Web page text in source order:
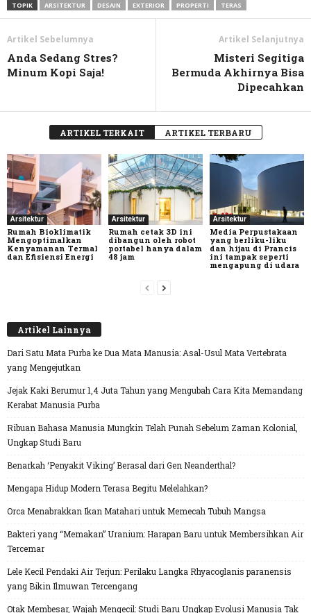
TOPIK
ARSITEKTUR DESAIN EXTERIOR PROPERTI TERAS
Artikel Sebelumnya
Anda Sedang Stres?
Minum Kopi Saja!
Artikel Selanjutnya
Misteri Segitiga
Bermuda Akhirnya Bisa
Dipecahkan
ARTIKEL TERKAIT ARTIKEL TERBARU
Arsitektur
Rumah Bioklimatik
Mengoptimalkan
Kenyamanan Termal
dan Efisiensi Energi
Arsitektur
Rumah cetak 3D ini
dibangun oleh robot
portabel hanya dalam
48 jam
Arsitektur
Media Perpustakaan
yang berliku-liku
dan hijau di Prancis
ini tampak seperti
mengapung di udara
Artikel Lainnya
Dari Satu Mata Purba ke Dua Mata Manusia: Asal-Usul Mata Vertebrata
yang Mengejutkan
Jejak Kaki Berumur 1,4 Juta Tahun yang Mengubah Cara Kita Memandang
Kerabat Manusia Purba
Ribuan Bahasa Manusia Mungkin Telah Punah Sebelum Zaman Kolonial,
Ungkap Studi Baru
Benarkah ‘Penyakit Viking’ Berasal dari Gen Neanderthal?
Mengapa Hidup Modern Terasa Begitu Melelahkan?
Orca Menabrakkan Ikan Matahari untuk Memecah Tubuh Mangsa
Bakteri yang “Memakan” Uranium: Harapan Baru untuk Membersihkan Air
Tercemar
Lele Kecil Pendaki Air Terjun: Perilaku Langka Rhyacoglanis paranensis
yang Bikin Ilmuwan Tercengang
Otak Membesar, Wajah Mengecil: Studi Baru Ungkap Evolusi Manusia Tak